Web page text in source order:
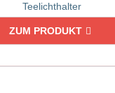
Teelichthalter
ZUM PRODUKT